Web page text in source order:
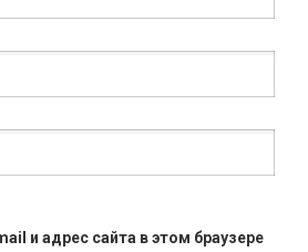
и адрес сайта в этом браузере